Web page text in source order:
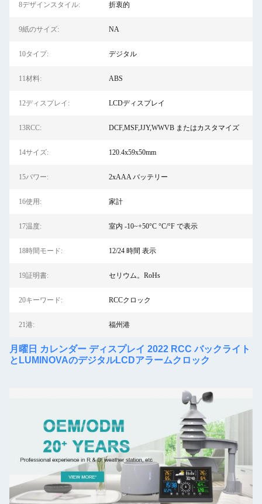
8デザインスタイル: 折衷的
9紙のサイズ: NA
10タイプ: デジタル
11材料: ABS
12ディスプレイ: LCDディスプレイ
13RCC: DCF,MSF,JJY,WWVB またはカスタマイズ
14サイズ: 120.4x59x50mm
15パワー: 2xAAA バッテリー
16使用: 家計
17温度: 室内 -10~+50°C °C/°F で表示
18時間モード: 12/24 時間 表示
19証明書: セリウム。RoHs
20キーワード: RCCクロック
21港: 福州港
月曜日 カレンダー ディスプレイ 2022 RCC バックライト
とLUMINOVAのデジタルLCDアラームクロック